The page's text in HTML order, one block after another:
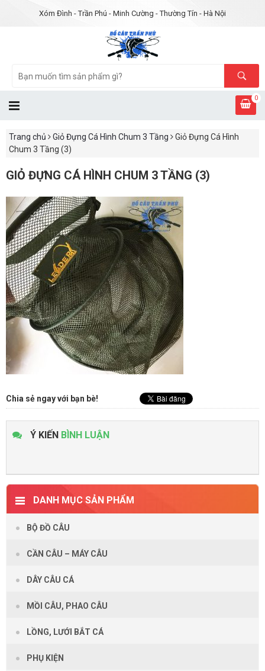
Xóm Đình - Trần Phú - Minh Cường - Thường Tín - Hà Nội
0
Trang chủ Giỏ Đựng Cá Hình Chum 3 Tầng
Giỏ Đựng Cá Hình
Chum 3 Tầng (3)
GIỎ ĐỰNG CÁ HÌNH CHUM 3 TẦNG (3)
Chia sẻ ngay với bạn bè!
Ý KIẾN BÌNH LUẬN
DANH MỤC SẢN PHẨM
BỘ ĐỒ CÂU
CẦN CÂU – MÁY CÂU
DÂY CÂU CÁ
MỒI CÂU, PHAO CÂU
LỒNG, LƯỚI BẮT CÁ
PHỤ KIỆN